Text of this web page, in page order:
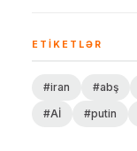
ETIKETLƏR
#iran #abş
#Aİ
#putin